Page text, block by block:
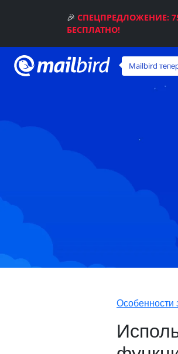
Mailbird
Особенности
🎉 СПЕЦПРЕДЛОЖЕНИЕ:
БЕСПЛАТНО!